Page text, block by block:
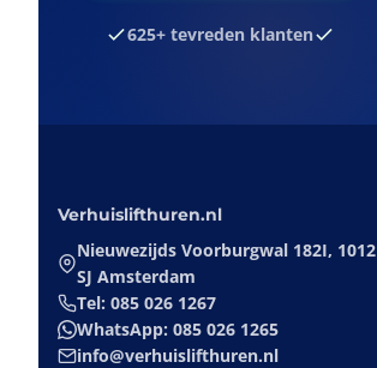
625+ tevreden klanten
Verhuislifthuren.nl
Nieuwezijds Voorburgwal 182I, 1012
SJ Amsterdam
Tel: 085 026 1267
WhatsApp: 085 026 1265
info@verhuislifthuren.nl